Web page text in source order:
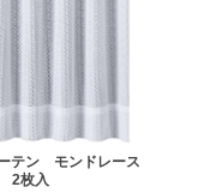
テン モンドレース
2枚入